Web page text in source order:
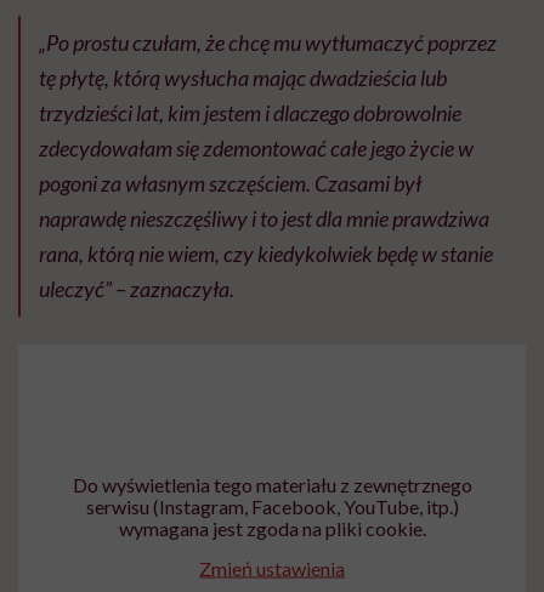
„Po prostu czułam, że chcę mu wytłumaczyć poprzez
tę płytę, którą wysłucha mając dwadzieścia lub
trzydzieści lat, kim jestem i dlaczego dobrowolnie
zdecydowałam się zdemontować całe jego życie w
pogoni za własnym szczęściem. Czasami był
naprawdę nieszczęśliwy i to jest dla mnie prawdziwa
rana, którą nie wiem, czy kiedykolwiek będę w stanie
uleczyć” – zaznaczyła.
Do wyświetlenia tego materiału z zewnętrznego
serwisu (Instagram, Facebook, YouTube, itp.)
wymagana jest zgoda na pliki cookie.
Zmień ustawienia